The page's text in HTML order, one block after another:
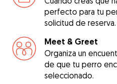
perfecto para tu
solicitud de reserva.
Meet & Greet
Organiza un
de que tu perro
seleccionado.